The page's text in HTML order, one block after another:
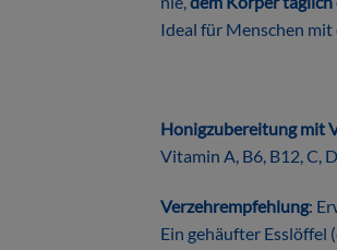
Ideal für Menschen
Honigzubereitung mit
Vitamin A, B6, B12, C,
Verzehrempfehlung:
Ein gehäufter Esslöffel